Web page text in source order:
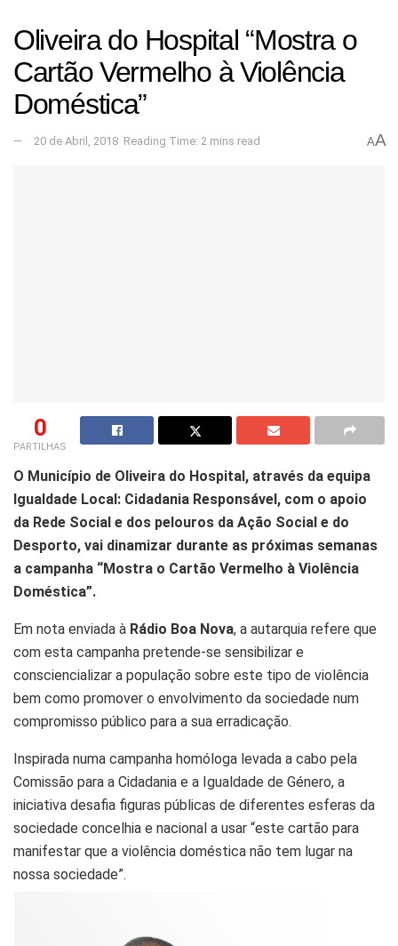
Oliveira do Hospital “Mostra o
Cartão Vermelho à Violência
Doméstica”
20 de Abril, 2018 Reading Time: 2 mins read AA
0
PARTILHAS
O Município de Oliveira do Hospital, através da equipa
Igualdade Local: Cidadania Responsável, com o apoio
da Rede Social e dos pelouros da Ação Social e do
Desporto, vai dinamizar durante as próximas semanas
a campanha “Mostra o Cartão Vermelho à Violência
Doméstica”.
Em nota enviada à Rádio Boa Nova, a autarquia refere que
com esta campanha pretende-se sensibilizar e
consciencializar a população sobre este tipo de violência
bem como promover o envolvimento da sociedade num
compromisso público para a sua erradicação.
Inspirada numa campanha homóloga levada a cabo pela
Comissão para a Cidadania e a Igualdade de Género, a
iniciativa desafia figuras públicas de diferentes esferas da
sociedade concelhia e nacional a usar “este cartão para
manifestar que a violência doméstica não tem lugar na
nossa sociedade”.